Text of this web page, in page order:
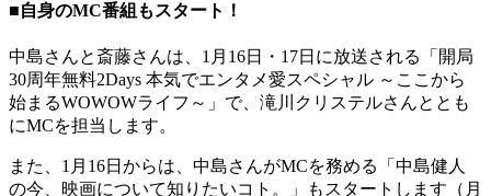
■自身のMC番組もスタート！
中島さんと斎藤さんは、1月16日・17日に放送される「開局
30周年無料2Days 本気でエンタメ愛スペシャル ～ここから
始まるWOWOWライフ～」で、滝川クリステルさんととも
にMCを担当します。
また、1月16日からは、中島さんがMCを務める「中島健人
の今、映画について知りたいコト。」もスタートします（月